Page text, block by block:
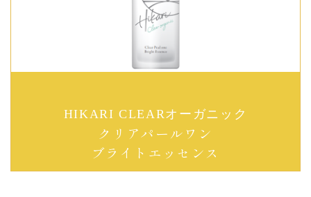
HIKARI CLEARオーガニック
クリアパールワン
ブライトエッセンス